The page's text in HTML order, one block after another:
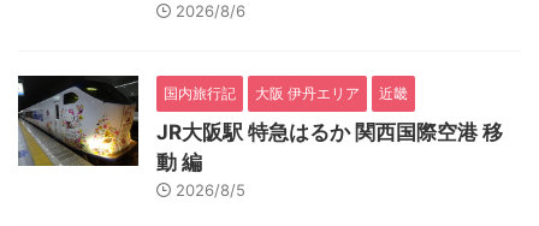
2026/8/6
国内旅行記 大阪 伊丹エリア 近畿
JR大阪駅 特急はるか 関西国際空港 移
動 編
2026/8/5